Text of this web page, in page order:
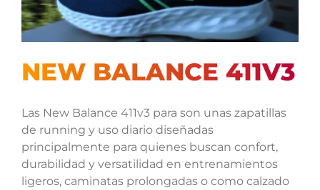
NEW BALANCE 411V3
Las New Balance 411v3 para son unas zapatillas
de running y uso diario diseñadas
principalmente para quienes buscan confort,
durabilidad y versatilidad en entrenamientos
ligeros, caminatas prolongadas o como calzado